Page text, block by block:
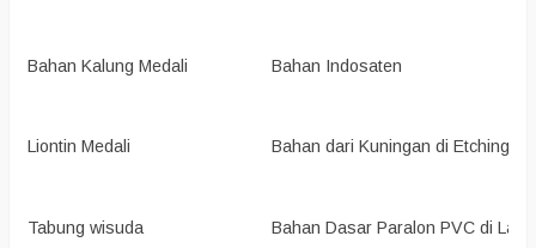
Bahan Kalung Medali Bahan Indosaten
Liontin Medali Bahan dari Kuningan di Etching
Tabung wisuda Bahan Dasar Paralon PVC di